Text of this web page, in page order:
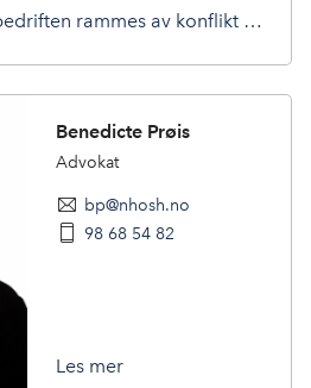
o
k
d
n
t Nytt dok - Når bedriften rammes av konflikt _ oppdatert 26.03.26.pdf
Benedicte Prøis
Advokat
bp@nhosh.no
98 68 54 82
Les mer